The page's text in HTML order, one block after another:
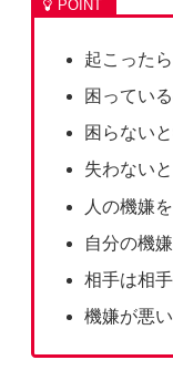
起こった
困ってい
困らない
失わない
人の機嫌
自分の機
相手は相
機嫌が悪